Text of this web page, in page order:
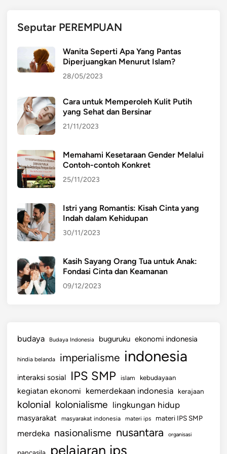
b
i
k
a
i
d
a
B
e
l
a
r
S
s
w
a
Seputar PEREMPUAN
Wanita Seperti Apa Yang Pantas
Diperjuangkan Menurut Islam?
28/05/2023
Cara untuk Memperoleh Kulit Putih
yang Sehat dan Bersinar
21/11/2023
Memahami Kesetaraan Gender Melalui
Contoh-contoh Konkret
25/11/2023
Istri yang Romantis: Kisah Cinta yang
Indah dalam Kehidupan
30/11/2023
Kasih Sayang Orang Tua untuk Anak:
Fondasi Cinta dan Keamanan
09/12/2023
budaya Budaya Indonesia buguruku ekonomi indonesia
hindia belanda imperialisme indonesia
interaksi sosial IPS SMP islam kebudayaan
kegiatan ekonomi kemerdekaan indonesia kerajaan
kolonial kolonialisme lingkungan hidup
masyarakat masyarakat indonesia materi ips materi IPS SMP
merdeka nasionalisme nusantara organisasi
pelajaran ips